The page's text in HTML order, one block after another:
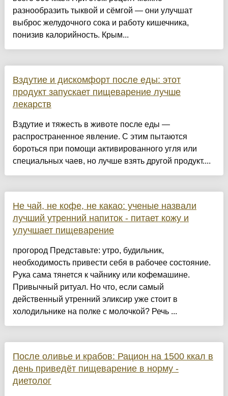
разнообразить тыквой и сёмгой — они улучшат
выброс желудочного сока и работу кишечника,
понизив калорийность. Крым...
Вздутие и дискомфорт после еды: этот
продукт запускает пищеварение лучше
лекарств
Вздутие и тяжесть в животе после еды —
распространенное явление. С этим пытаются
бороться при помощи активированного угля или
специальных чаев, но лучше взять другой продукт....
Не чай, не кофе, не какао: ученые назвали
лучший утренний напиток - питает кожу и
улучшает пищеварение
прогород Представьте: утро, будильник,
необходимость привести себя в рабочее состояние.
Рука сама тянется к чайнику или кофемашине.
Привычный ритуал. Но что, если самый
действенный утренний эликсир уже стоит в
холодильнике на полке с молочкой? Речь ...
После оливье и крабов: Рацион на 1500 ккал в
день приведёт пищеварение в норму -
диетолог